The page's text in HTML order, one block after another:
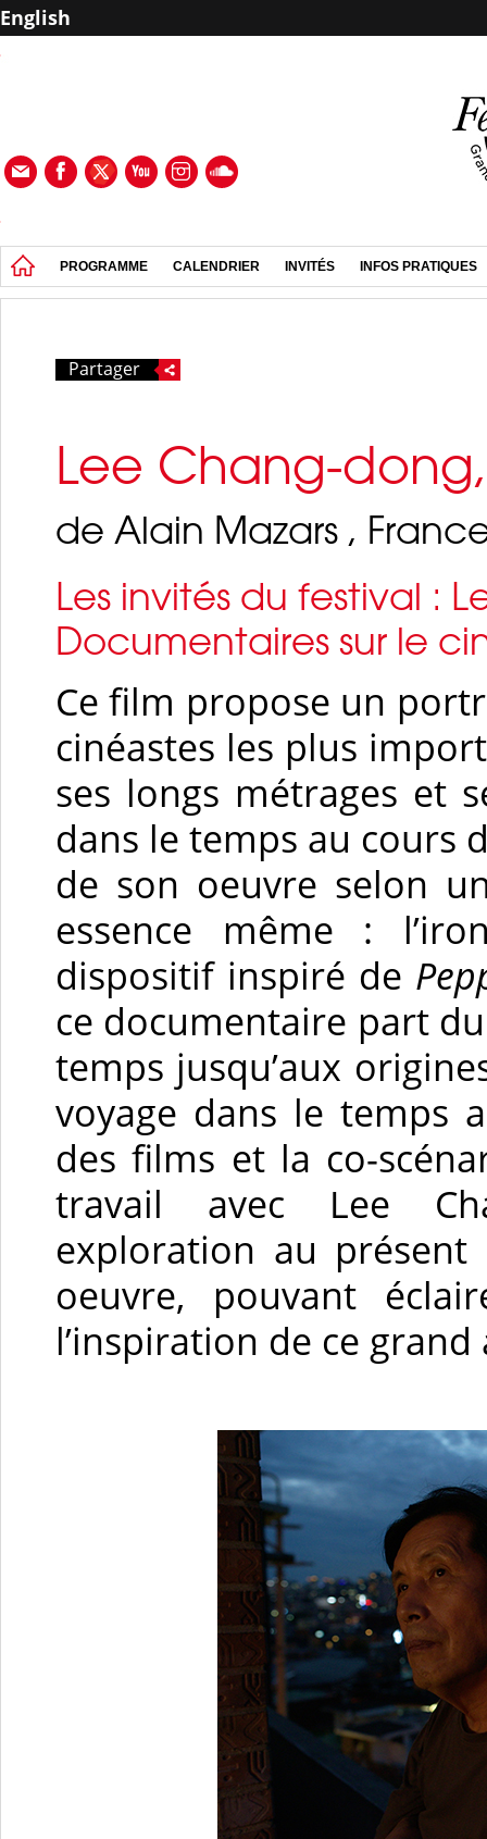
English
PROGRAMME CALENDRIER INVITÉS INFOS PRATIQUES
Partager
Lee Chang-
de Alain Mazars ,
Les invités du festival :
Documentaires sur le
Ce film propose un
cinéastes les plus
ses longs métrages et
dans le temps au cours
de son oeuvre selon
essence même :
dispositif inspiré de
ce documentaire part
temps jusqu’aux
voyage dans le temps
des films et la co-
travail avec Lee
exploration au
oeuvre, pouvant
l’inspiration de ce